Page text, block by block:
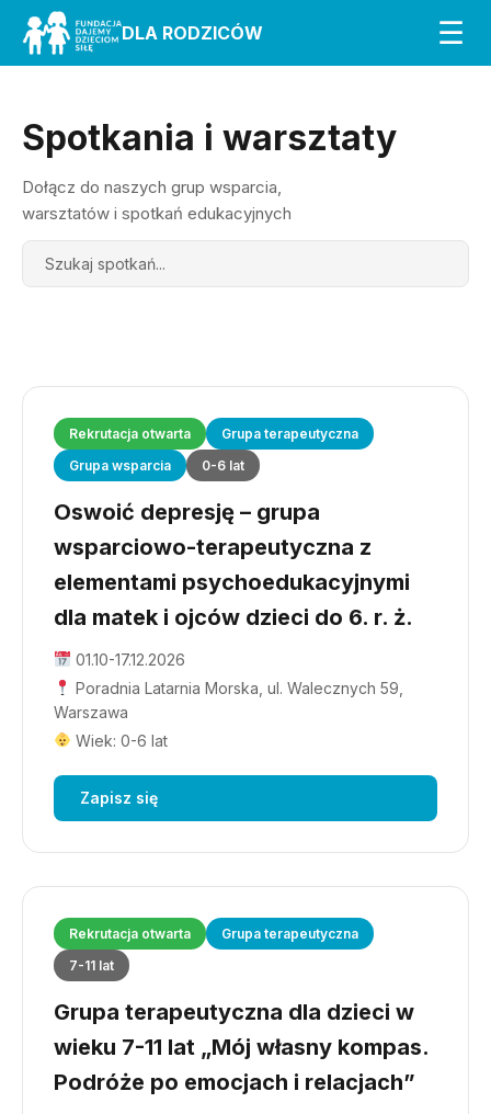
DLA RODZICÓW ☰
Spotkania i warsztaty
Dołącz do naszych grup wsparcia,
warsztatów i spotkań edukacyjnych
Search
Rekrutacja otwarta
Grupa terapeutyczna
Grupa wsparcia
0-6 lat
Oswoić depresję – grupa
wsparciowo-terapeutyczna z
elementami psychoedukacyjnymi
dla matek i ojców dzieci do 6. r. ż.
01.10-17.12.2026
Poradnia Latarnia Morska, ul. Walecznych 59,
Warszawa
Wiek: 0-6 lat
Zapisz się
Rekrutacja otwarta
Grupa terapeutyczna
7-11 lat
Grupa terapeutyczna dla dzieci w
wieku 7-11 lat „Mój własny kompas.
Podróże po emocjach i relacjach”